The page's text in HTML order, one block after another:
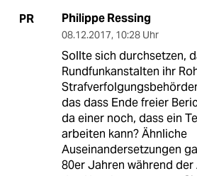
PR Philippe Ressing
08.12.2017, 10:28 Uhr
Sollte sich durchsetzen,
Rundfunkanstalten ihr
das dass Ende freier
da einer noch, dass ein
arbeiten kann? Ähnliche
Auseinandersetzungen
80er Jahren während